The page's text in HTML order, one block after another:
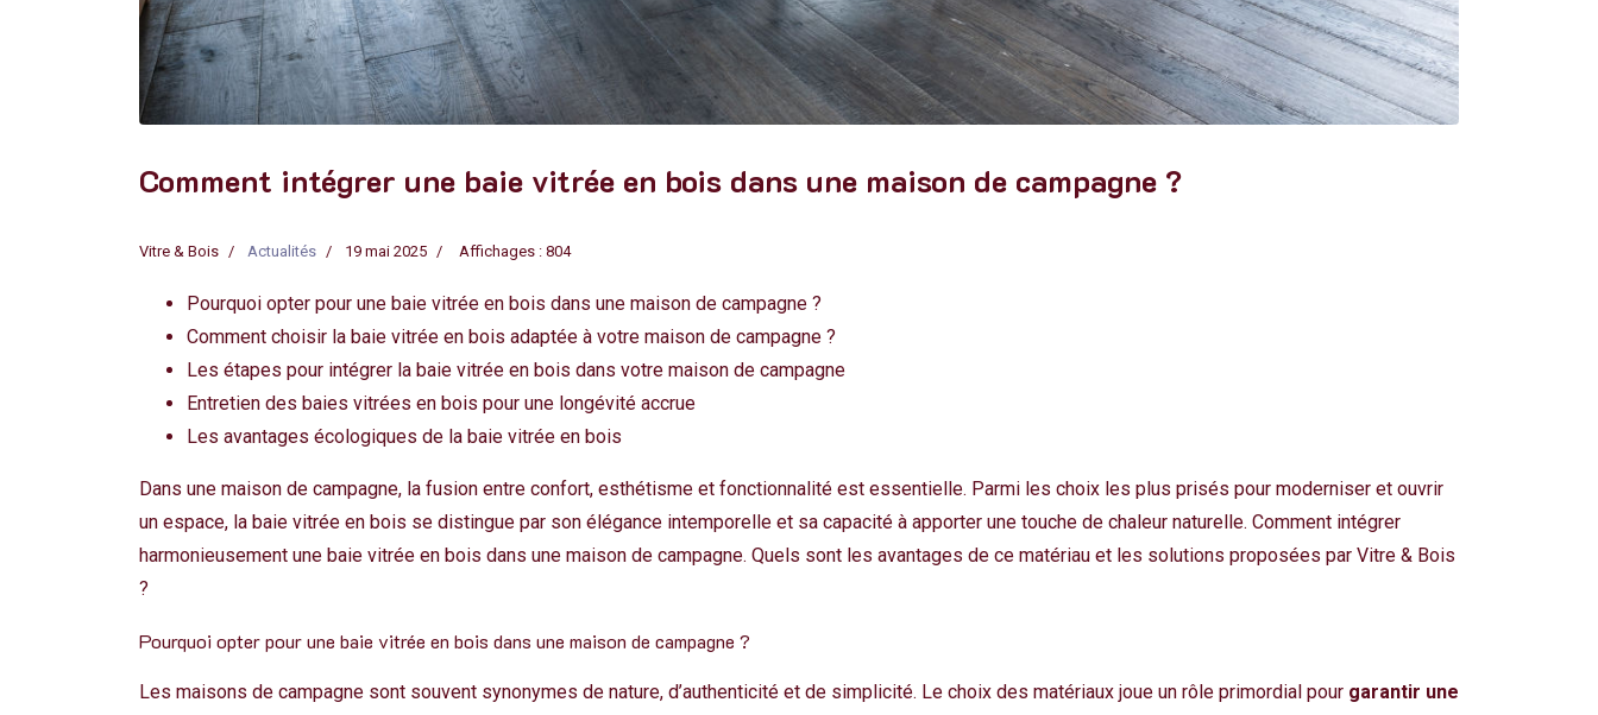
Comment intégrer une baie vitrée en bois dans une maison de campagne ?
Vitre & Bois Actualités 19 mai 2025 Affichages : 804
Pourquoi opter pour une baie vitrée en bois dans une maison de campagne ?
Comment choisir la baie vitrée en bois adaptée à votre maison de campagne ?
Les étapes pour intégrer la baie vitrée en bois dans votre maison de campagne
Entretien des baies vitrées en bois pour une longévité accrue
Les avantages écologiques de la baie vitrée en bois
Dans une maison de campagne, la fusion entre confort, esthétisme et fonctionnalité est essentielle. Parmi les choix les plus prisés pour moderniser et ouvrir
un espace, la baie vitrée en bois se distingue par son élégance intemporelle et sa capacité à apporter une touche de chaleur naturelle. Comment intégrer
harmonieusement une baie vitrée en bois dans une maison de campagne. Quels sont les avantages de ce matériau et les solutions proposées par Vitre & Bois
?
Pourquoi opter pour une baie vitrée en bois dans une maison de campagne ?
Les maisons de campagne sont souvent synonymes de nature, d’authenticité et de simplicité. Le choix des matériaux joue un rôle primordial pour garantir une